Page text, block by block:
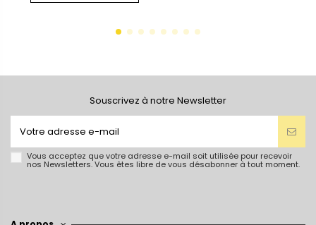
Souscrivez à notre Newsletter
Vous acceptez que votre adresse e-mail soit utilisée pour recevoir
nos Newsletters. Vous êtes libre de vous désabonner à tout moment.